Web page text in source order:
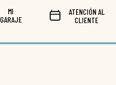
MI
GARAJE
ATENCIÓN AL
CLIENTE